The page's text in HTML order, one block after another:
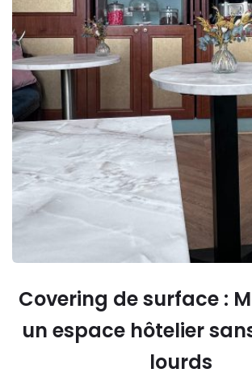
Covering de surface :
un espace hôtelier
lourds